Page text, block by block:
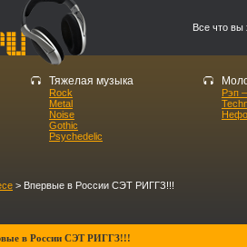
Все что вы
Тяжелая музыка
Rock
Metal
Noise
Gothic
Psychedelic
Рэп
> Впервые в России СЭТ РИГГЗ!!!
в России СЭТ РИГГЗ!!!